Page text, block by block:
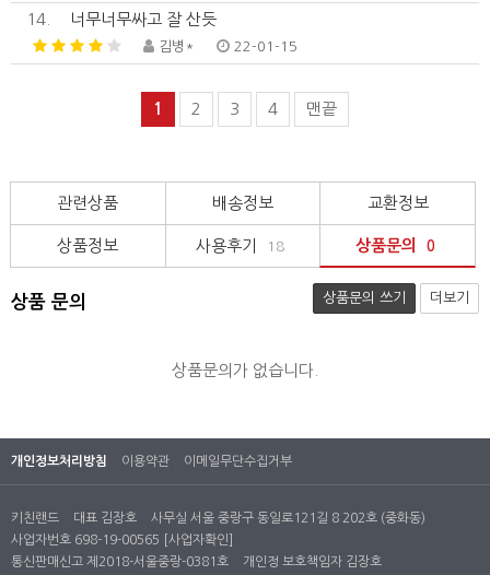
14. 너무너무싸고 잘 산듯
김병* 22-01-15
1 2 3 4 맨끝
관련상품 배송정보 교환정보
상품정보 사용후기 18 상품문의 0
상품 문의 상품문의 쓰기 더보기
상품문의가 없습니다.
개인정보처리방침 이용약관 이메일무단수집거부
키친랜드 대표 김장호
사무실 서울 중랑구 동일로121길 8 202호 (중화동)
사업자번호 698-19-00565
[사업자확인]
통신판매신고 제2018-서울중랑-0381호
개인정 보호책임자 김장호